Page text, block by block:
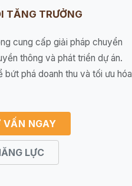
TĂNG TRƯỞNG
cung cấp giải pháp chuyển
thông và phát triển dự án.
bứt phá doanh thu và tối ưu hóa
NGAY
LỰC